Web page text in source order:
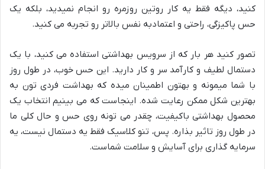
کنید، دیگه فقط یه کار روتین روزمره رو انجام نمیدید، بلکه یک
حس پاکیزگی، راحتی و اعتمادبه نفس بالاتر رو تجربه می کنید.
تصور کنید هر بار که از سرویس بهداشتی استفاده می کنید، با یک
دستمال لطیف و کارآمد سر و کار دارید. این حس خوب، در طول روز
با شما میمونه و بهتون اطمینان میده که بهداشت فردی تون به
بهترین شکل ممکن رعایت شده. اینجاست که می بینیم انتخاب یک
محصول بهداشتی باکیفیت، چقدر می تونه روی حس و حال کلی ما
در طول روز تاثیر بذاره. پس، تنو کلاسیک فقط یه دستمال نیست، یه
سرمایه گذاری برای آسایش و سلامت شماست.